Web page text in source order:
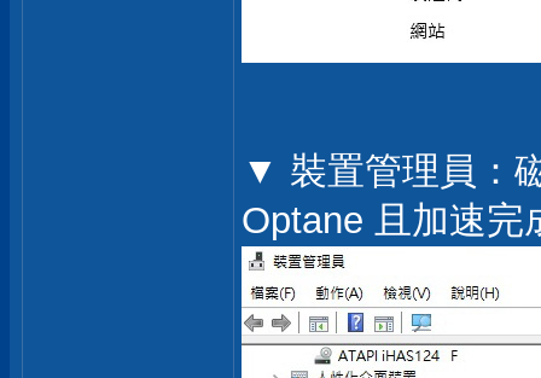
▼ 裝置管理員：
Optane 且加速完